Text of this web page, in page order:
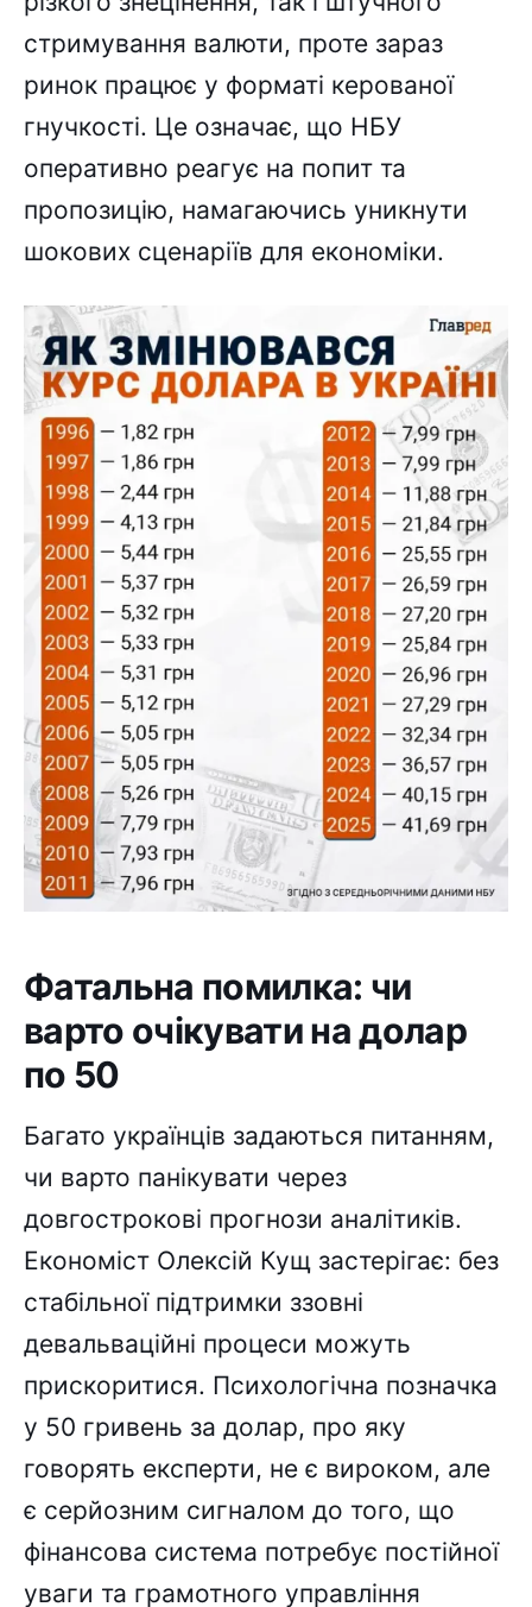
стримування валюти, проте зараз
ринок працює у форматі керованої
гнучкості. Це означає, що НБУ
оперативно реагує на попит та
пропозицію, намагаючись уникнути
шокових сценаріїв для економіки.
Фатальна помилка: чи
варто очікувати на долар
по 50
Багато українців задаються питанням,
чи варто панікувати через
довгострокові прогнози аналітиків.
Економіст Олексій Кущ застерігає: без
стабільної підтримки ззовні
девальваційні процеси можуть
прискоритися. Психологічна позначка
у 50 гривень за долар, про яку
говорять експерти, не є вироком, але
є серйозним сигналом до того, що
фінансова система потребує постійної
уваги та грамотного управління